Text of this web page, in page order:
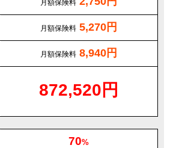
月額保険料
月額保険料 5,270円
月額保険料 8,940円
872,520円
70%